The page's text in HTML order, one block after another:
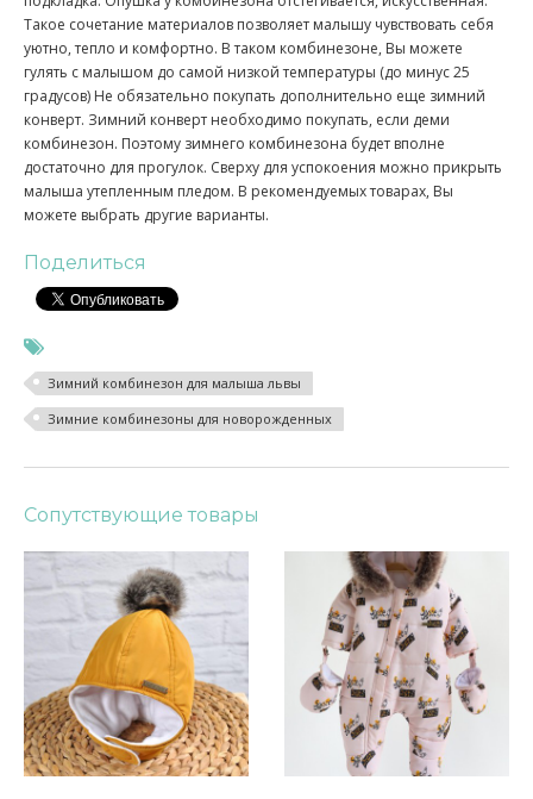
Такое сочетание материалов позволяет малышу чувствовать себя
уютно, тепло и комфортно. В таком комбинезоне, Вы можете
гулять с малышом до самой низкой температуры (до минус 25
градусов) Не обязательно покупать дополнительно еще зимний
конверт. Зимний конверт необходимо покупать, если деми
комбинезон. Поэтому зимнего комбинезона будет вполне
достаточно для прогулок. Сверху для успокоения можно прикрыть
малыша утепленным пледом. В рекомендуемых товарах, Вы
можете выбрать другие варианты.
Поделиться
Зимний комбинезон для малыша львы
Зимние комбинезоны для новорожденных
Сопутствующие товары